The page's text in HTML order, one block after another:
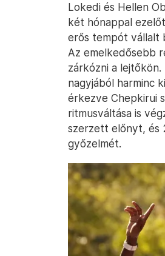
Lokedi és Hellen
két hónappal
erős tempót vállalt
Az emelkedősebb
zárkózni a lejtőkön.
nagyjából harminc
érkezve Chepkirui
ritmusváltása is
szerzett előnyt, és
győzelmét.